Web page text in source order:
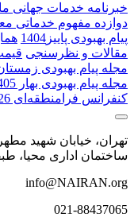
خبرنامه خدمات جهانی
دوازده مفهوم خدماتی
پیام بهبودی پاییز1404
مقالات و نظرسنجی
مجله پیام بهبودی
مجله پیام بهبودی بهار 1405
کنفرانس فرا‌منطقه‌ای APF 2026
ساختمان اداری محیا،
info@NAIRAN.org
021-88437065